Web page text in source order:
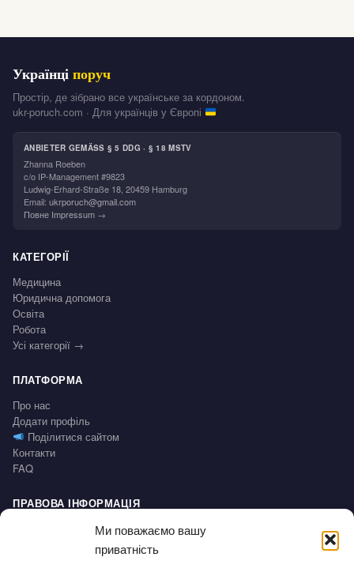
Ми поважаємо вашу
приватність
Українціпоруч
Простір, де зібрано все українське за кордоном.
ukr-poruch.com · Для українців у Європі
ANBIETER GEMÄSS § 5 DDG · § 18 MSTV
Zhanna Roeben
c/o IP-Management #9823
Ludwig-Erhard-Straße 18, 20459 Hamburg
Email: ukrporuch@gmail.com
Повне Impressum →
КАТЕГОРІЇ
Медицина
Юридична допомога
Освіта
Робота
Усі категорії →
ПЛАТФОРМА
Про нас
Додати профіль
Поділитися сайтом
Контакти
FAQ
ПРАВОВА ІНФОРМАЦІЯ
Політика конфіденційності / Datenschutz
Умови користування / AGB